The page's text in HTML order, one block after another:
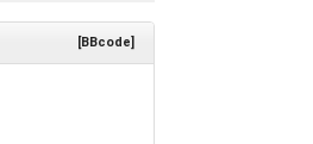
[BBcode]